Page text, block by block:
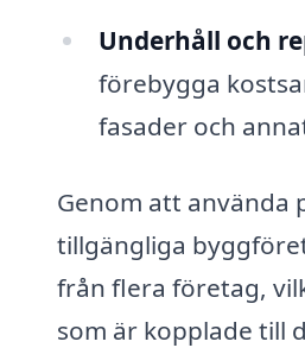
Underhåll och
förebygga
fasader och
Genom att använda
tillgängliga
från flera företag,
som är kopplade till